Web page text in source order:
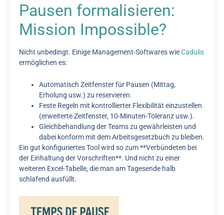
Pausen formalisieren:
Mission Impossible?
Nicht unbedingt. Einige Management-Softwares wieCadulis
ermöglichen es:
Automatisch Zeitfenster für Pausen (Mittag,
Erholung usw.) zu reservieren.
Feste Regeln mit kontrollierter Flexibilität einzustellen
(erweiterte Zeitfenster, 10-Minuten-Toleranz usw.).
Gleichbehandlung der Teams zu gewährleisten und
dabei konform mit dem Arbeitsgesetzbuch zu bleiben.
Ein gut konfiguriertes Tool wird so zum **Verbündeten bei
der Einhaltung der Vorschriften**. Und nicht zu einer
weiteren Excel-Tabelle, die man am Tagesende halb
schlafend ausfüllt.